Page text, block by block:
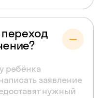
переход
ребёнка
заявление
нужный